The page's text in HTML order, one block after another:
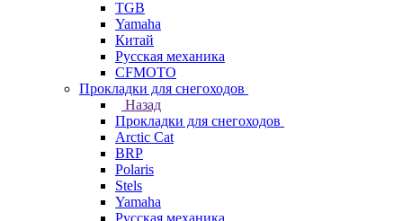
TGB
Yamaha
Китай
Русская механика
СFMOTO
Прокладки для снегоходов
Назад
Прокладки для снегоходов
Arctic Cat
BRP
Polaris
Stels
Yamaha
Русская механика